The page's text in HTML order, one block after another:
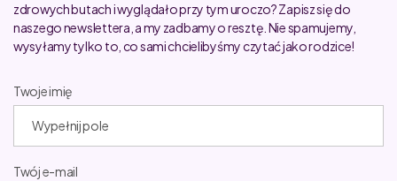
zdrowych butach i wyglądało przy tym uroczo? Zapisz się do
naszego newslettera, a my zadbamy o resztę. Nie spamujemy,
wysyłamy tylko to, co sami chcielibyśmy czytać jako rodzice!
Twoje imię
Twój e-mail